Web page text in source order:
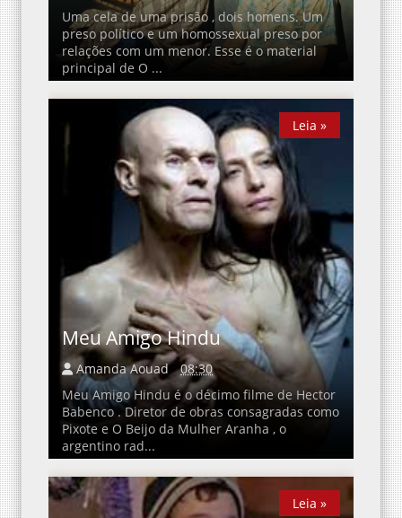
Uma cela de uma prisão , dois homens. Um
preso político e um homossexual preso por
relações com um menor. Esse é o material
principal de O ...
Meu Amigo Hindu
Amanda Aouad
08:30
Meu Amigo Hindu é o décimo filme de Hector
Babenco . Diretor de obras consagradas como
Pixote e O Beijo da Mulher Aranha , o
argentino rad...
Leia »
Leia »
Leia »
Leia »